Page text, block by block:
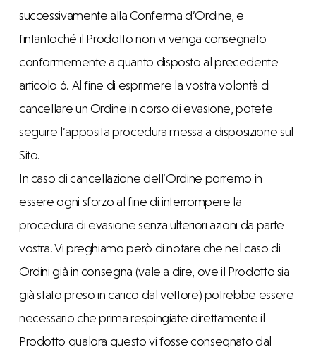
successivamente alla Conferma d’Ordine, e
fintantoché il Prodotto non vi venga consegnato
conformemente a quanto disposto al precedente
articolo 6. Al fine di esprimere la vostra volontà di
cancellare un Ordine in corso di evasione, potete
seguire l’apposita procedura messa a disposizione sul
Sito.
In caso di cancellazione dell’Ordine porremo in
essere ogni sforzo al fine di interrompere la
procedura di evasione senza ulteriori azioni da parte
vostra. Vi preghiamo però di notare che nel caso di
Ordini già in consegna (vale a dire, ove il Prodotto sia
già stato preso in carico dal vettore) potrebbe essere
necessario che prima respingiate direttamente il
Prodotto qualora questo vi fosse consegnato dal